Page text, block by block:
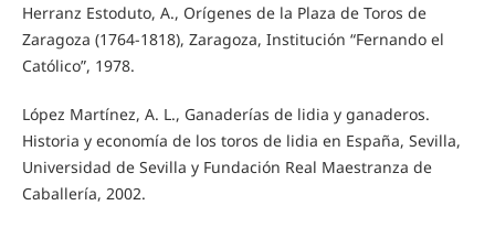
Herranz Estoduto, A., Orígenes de la Plaza de Toros de
Zaragoza (1764-1818), Zaragoza, Institución “Fernando el
Católico”, 1978.
López Martínez, A. L., Ganaderías de lidia y ganaderos.
Historia y economía de los toros de lidia en España, Sevilla,
Universidad de Sevilla y Fundación Real Maestranza de
Caballería, 2002.